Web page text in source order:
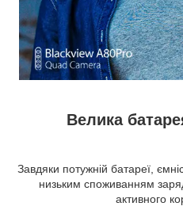
Велика
Завдяки потужній батареї,
низьким споживанням
активного